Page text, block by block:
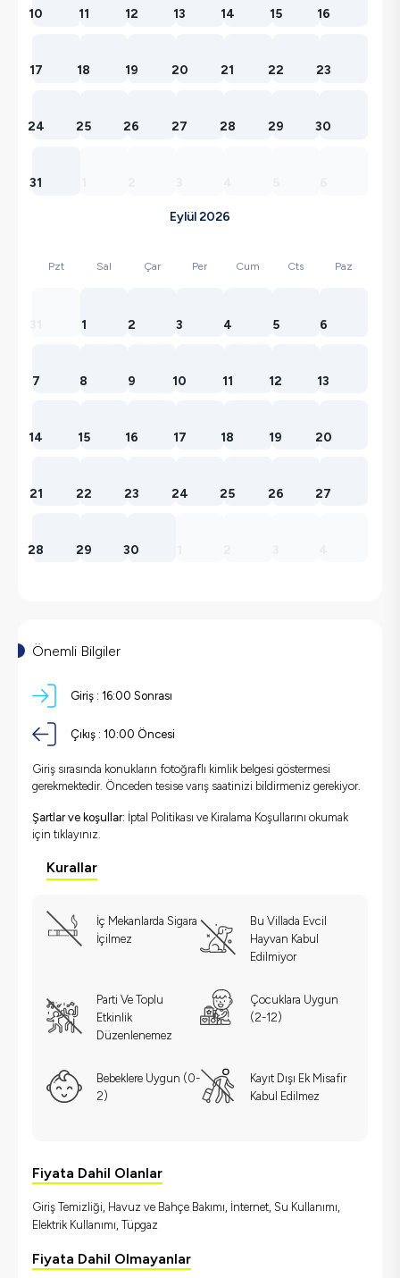
10 11 12 13 14 15 16
17 18 19 20 21 22 23
24 25 26 27 28 29 30
31
Eylül 2026
Pzt Sal Çar Per Cum Cts Paz
1 2 3 4 5 6
7 8 9 10 11 12 13
14 15 16 17 18 19 20
21 22 23 24 25 26 27
28 29 30
Önemli Bilgiler
Giriş : 16:00 Sonrası
Çıkış : 10:00 Öncesi
Giriş sırasında konukların fotoğraflı kimlik belgesi göstermesi
gerekmektedir. Önceden tesise varış saatinizi bildirmeniz gerekiyor.
Şartlar ve koşullar: İptal Politikası ve Kiralama Koşullarını okumak
için tıklayınız.
Kurallar
İç Mekanlarda Sigara
İçilmez
Bu Villada Evcil
Hayvan Kabul
Edilmiyor
Parti Ve Toplu
Etkinlik
Düzenlenemez
Çocuklara Uygun
(2-12)
Bebeklere Uygun (0-
2)
Kayıt Dışı Ek Misafir
Kabul Edilmez
Fiyata Dahil Olanlar
Giriş Temizliği, Havuz ve Bahçe Bakımı, İnternet, Su Kullanımı,
Elektrik Kullanımı, Tüpgaz
Fiyata Dahil Olmayanlar